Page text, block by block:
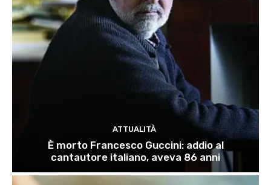
ATTUALITÀ
È morto Francesco Guccini: addio al
cantautore italiano, aveva 86 anni